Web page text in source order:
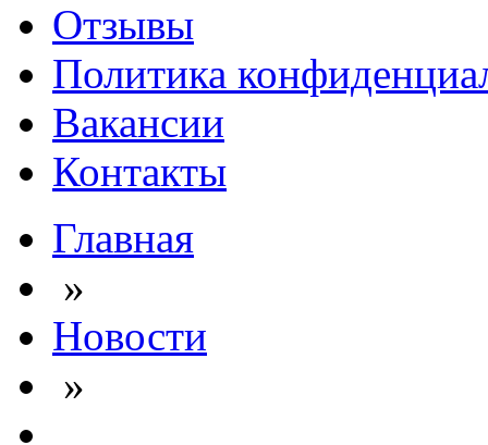
Отзывы
Политика
Вакансии
Контакты
Главная
»
Новости
»